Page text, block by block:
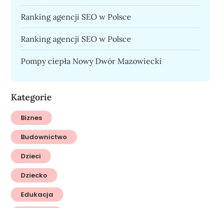
Ranking agencji SEO w Polsce
Ranking agencji SEO w Polsce
Pompy ciepła Nowy Dwór Mazowiecki
Kategorie
Biznes
Budownictwo
Dzieci
Dziecko
Edukacja